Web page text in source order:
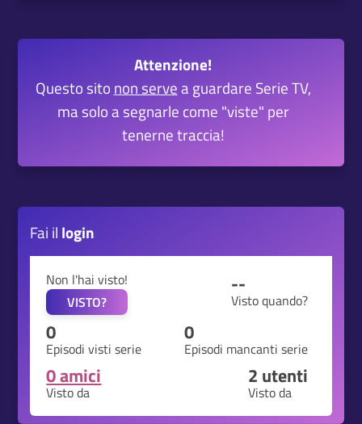
Attenzione!
Questo sito non servea guardare Serie TV,
ma solo a segnarle come "viste" per
tenerne traccia!
Fai il login
Non l'hai visto!
VISTO?
--
Visto quando?
0
Episodi visti serie
0
Episodi mancanti serie
0 amici
Visto da
2 utenti
Visto da